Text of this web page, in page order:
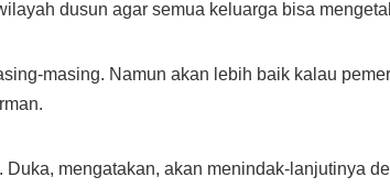
dusun agar semua keluarga bisa
masing. Namun akan lebih baik kalau
mengatakan, akan menindak-lanjutinya